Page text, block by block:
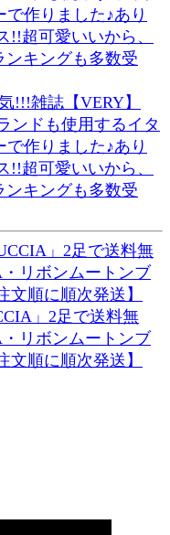
!!!雑誌【VERY】
ンドも使用するイタ
で作りました♪あり
!!超可愛いいから、
ンキングも多数受
」2足で送料無
リボンムートンブ
文順に順次発送】